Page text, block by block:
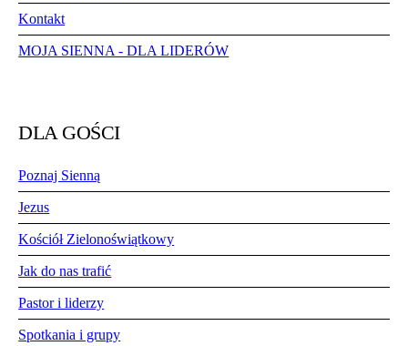
Kontakt
MOJA SIENNA - DLA LIDERÓW
DLA GOŚCI
Poznaj Sienną
Jezus
Kościół Zielonoświątkowy
Jak do nas trafić
Pastor i liderzy
Spotkania i grupy